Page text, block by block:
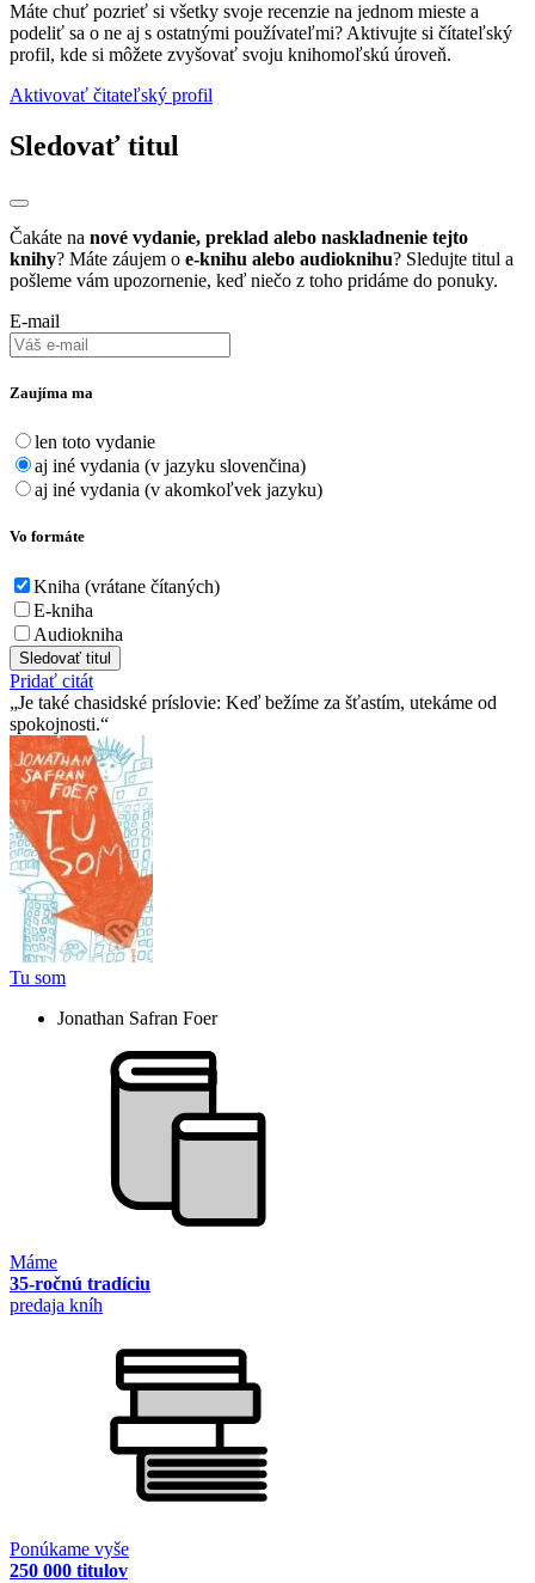
Máte chuť pozrieť si všetky svoje recenzie na jednom mieste a
podeliť sa o ne aj s ostatnými používateľmi? Aktivujte si čítateľský
profil, kde si môžete zvyšovať svoju knihomoľskú úroveň.
Aktivovať čitateľský profil
Sledovať titul
Čakáte na nové vydanie, preklad alebo naskladnenie tejto
knihy? Máte záujem o e-knihu alebo audioknihu? Sledujte titul a
pošleme vám upozornenie, keď niečo z toho pridáme do ponuky.
E-mail
Zaujíma ma
len toto vydanie
aj iné vydania (v jazyku slovenčina)
aj iné vydania (v akomkoľvek jazyku)
Vo formáte
Kniha (vrátane čítaných)
E-kniha
Audiokniha
Sledovať titul
Pridať citát
Je také chasidské príslovie: Keď bežíme za šťastím, utekáme od
spokojnosti.
Tu som
Jonathan Safran Foer
Máme
35-ročnú tradíciu
predaja kníh
Ponúkame vyše
250 000 titulov